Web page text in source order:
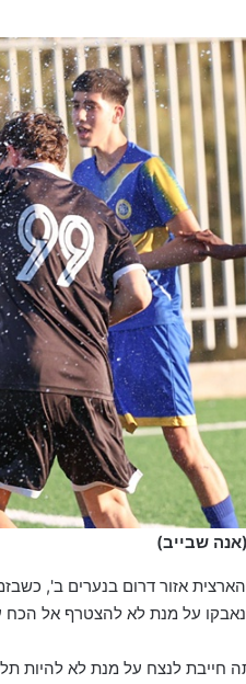
שבייב)
אזור דרום בנערים ב',
נאבקו על מנת לא להצטרף אל
לנצח על מנת לא להיות